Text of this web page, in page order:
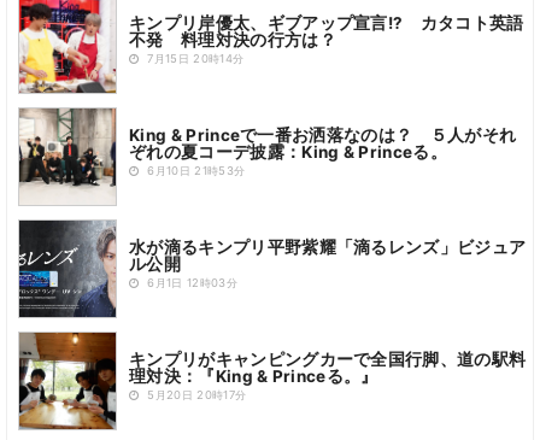
キンプリ岸優太、ギブアップ宣言!? カタコト英語
不発 料理対決の行方は？
7月15日 20時14分
King & Princeで一番お洒落なのは？ ５人がそれ
ぞれの夏コーデ披露：King & Princeる。
6月10日 21時53分
水が滴るキンプリ平野紫耀「滴るレンズ」ビジュア
ル公開
6月1日 12時03分
キンプリがキャンピングカーで全国行脚、道の駅料
理対決：『King & Princeる。』
5月20日 20時17分